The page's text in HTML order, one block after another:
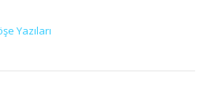
Yazıları